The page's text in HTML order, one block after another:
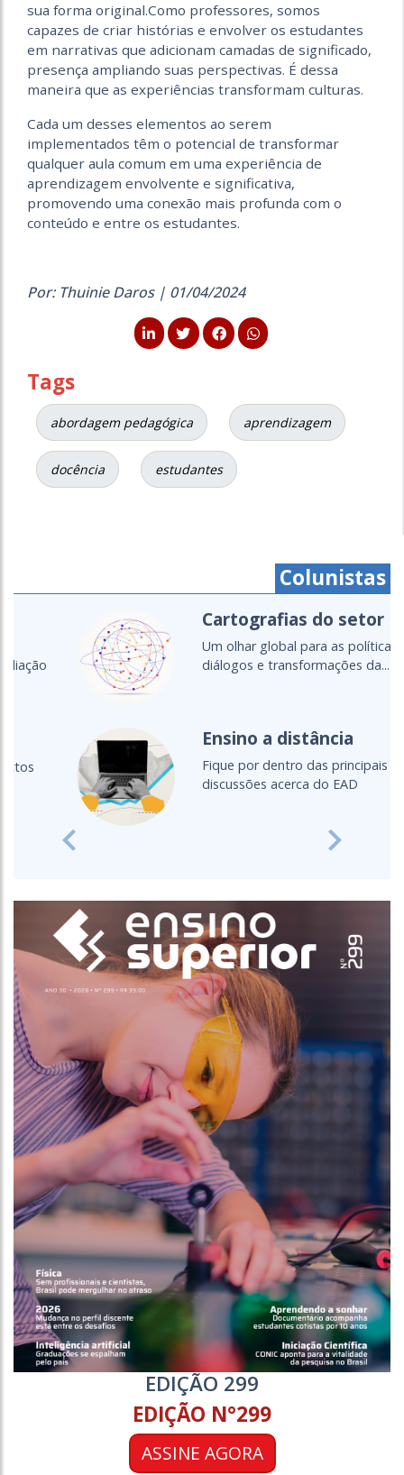
sua forma original.Como professores, somos
capazes de criar histórias e envolver os estudantes
em narrativas que adicionam camadas de significado,
presença ampliando suas perspectivas. É dessa
maneira que as experiências transformam culturas.
Cada um desses elementos ao serem
implementados têm o potencial de transformar
qualquer aula comum em uma experiência de
aprendizagem envolvente e significativa,
promovendo uma conexão mais profunda com o
conteúdo e entre os estudantes.
Por: Thuinie Daros | 01/04/2024
Tags
abordagem pedagógica aprendizagem
docência estudantes
Colunistas
Cartografias do setor
Um olhar global para as políticas,
diálogos e transformações da...
Ensino a distância
Fique por dentro das principais
discussões acerca do EAD
Previous Next
EDIÇÃO 299
EDIÇÃO N°299
ASSINE AGORA